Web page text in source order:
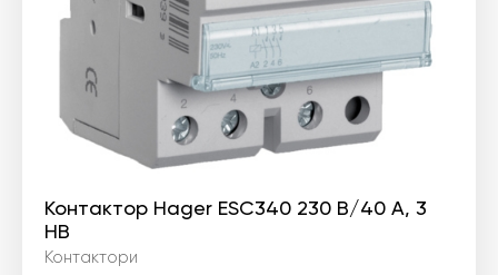
Контактор Hager ESC340 230 В/40 A, 3
НВ
Контактори